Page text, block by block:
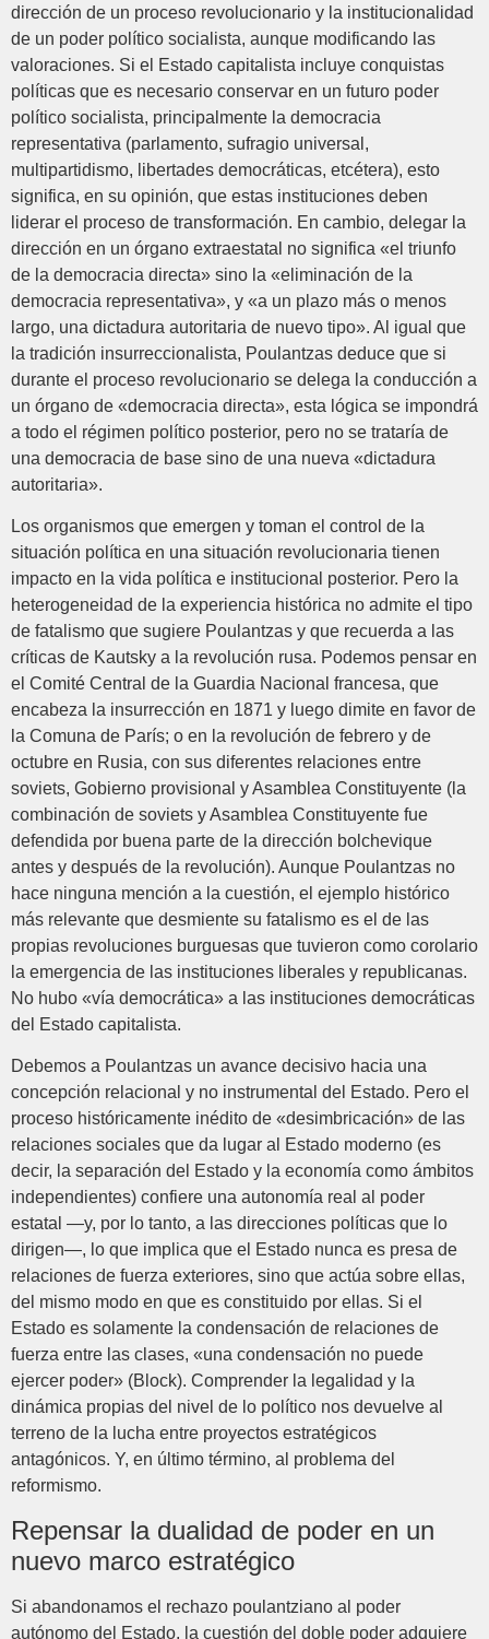
dirección de un proceso revolucionario y la institucionalidad
de un poder político socialista, aunque modificando las
valoraciones. Si el Estado capitalista incluye conquistas
políticas que es necesario conservar en un futuro poder
político socialista, principalmente la democracia
representativa (parlamento, sufragio universal,
multipartidismo, libertades democráticas, etcétera), esto
significa, en su opinión, que estas instituciones deben
liderar el proceso de transformación. En cambio, delegar la
dirección en un órgano extraestatal no significa «el triunfo
de la democracia directa» sino la «eliminación de la
democracia representativa», y «a un plazo más o menos
largo, una dictadura autoritaria de nuevo tipo». Al igual que
la tradición insurreccionalista, Poulantzas deduce que si
durante el proceso revolucionario se delega la conducción a
un órgano de «democracia directa», esta lógica se impondrá
a todo el régimen político posterior, pero no se trataría de
una democracia de base sino de una nueva «dictadura
autoritaria».
Los organismos que emergen y toman el control de la
situación política en una situación revolucionaria tienen
impacto en la vida política e institucional posterior. Pero la
heterogeneidad de la experiencia histórica no admite el tipo
de fatalismo que sugiere Poulantzas y que recuerda a las
críticas de Kautsky a la revolución rusa. Podemos pensar en
el Comité Central de la Guardia Nacional francesa, que
encabeza la insurrección en 1871 y luego dimite en favor de
la Comuna de París; o en la revolución de febrero y de
octubre en Rusia, con sus diferentes relaciones entre
soviets, Gobierno provisional y Asamblea Constituyente (la
combinación de soviets y Asamblea Constituyente fue
defendida por buena parte de la dirección bolchevique
antes y después de la revolución). Aunque Poulantzas no
hace ninguna mención a la cuestión, el ejemplo histórico
más relevante que desmiente su fatalismo es el de las
propias revoluciones burguesas que tuvieron como corolario
la emergencia de las instituciones liberales y republicanas.
No hubo «vía democrática» a las instituciones democráticas
del Estado capitalista.
Debemos a Poulantzas un avance decisivo hacia una
concepción relacional y no instrumental del Estado. Pero el
proceso históricamente inédito de «desimbricación» de las
relaciones sociales que da lugar al Estado moderno (es
decir, la separación del Estado y la economía como ámbitos
independientes) confiere una autonomía real al poder
estatal —y, por lo tanto, a las direcciones políticas que lo
dirigen—, lo que implica que el Estado nunca es presa de
relaciones de fuerza exteriores, sino que actúa sobre ellas,
del mismo modo en que es constituido por ellas. Si el
Estado es solamente la condensación de relaciones de
fuerza entre las clases, «una condensación no puede
ejercer poder» (Block). Comprender la legalidad y la
dinámica propias del nivel de lo político nos devuelve al
terreno de la lucha entre proyectos estratégicos
antagónicos. Y, en último término, al problema del
reformismo.
Repensar la dualidad de poder en un
nuevo marco estratégico
Si abandonamos el rechazo poulantziano al poder
autónomo del Estado, la cuestión del doble poder adquiere